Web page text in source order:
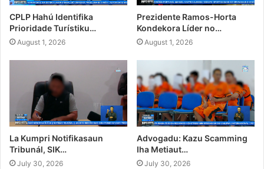
CPLP Hahú Identifika
Prioridade Turístiku…
August 1, 2026
Prezidente Ramos-Horta
Kondekora Líder no…
August 1, 2026
La Kumpri Notifikasaun
Tribunál, SIK…
July 30, 2026
Advogadu: Kazu Scamming
Iha Metiaut…
July 30, 2026